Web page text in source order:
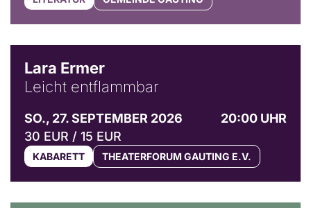
Lara Ermer
Leicht entflammbar
SO., 27. SEPTEMBER 2026
20:00 UHR
30 EUR / 15 EUR
KABARETT THEATERFORUM GAUTING E.V.